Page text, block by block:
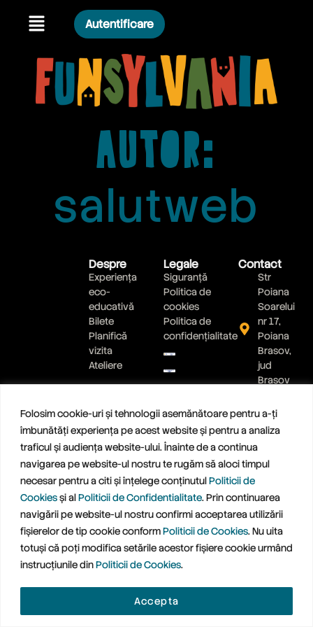
Folosim cookie-uri și tehnologii asemănătoare pentru a-ți
îmbunătăți experiența pe acest website și pentru a analiza
traficul și audiența website-ului. Înainte de a continua
navigarea pe website-ul nostru te rugăm să aloci timpul
necesar pentru a citi și înțelege conținutulPoliticii de
Cookiesși alPoliticii de Confidentialitate. Prin continuarea
navigării pe website-ul nostru confirmi acceptarea utilizării
fișierelor de tip cookie conformPoliticii de Cookies. Nu uita
totuși că poți modifica setările acestor fișiere cookie urmând
instrucțiunile dinPoliticii de Cookies.
Accepta
Autentificare
Autor:
salutweb
Despre
Experiența
eco-
educativă
Bilete
Planifică
vizita
Ateliere
Legale
Siguranță
Politica de
cookies
Politica de
confidențialitate
Contact
Str
Poiana
Soarelui
nr 17,
Poiana
Brasov,
jud
Brasov
889 900
Scrie-ne
© 2026 TREETOPIA SRL